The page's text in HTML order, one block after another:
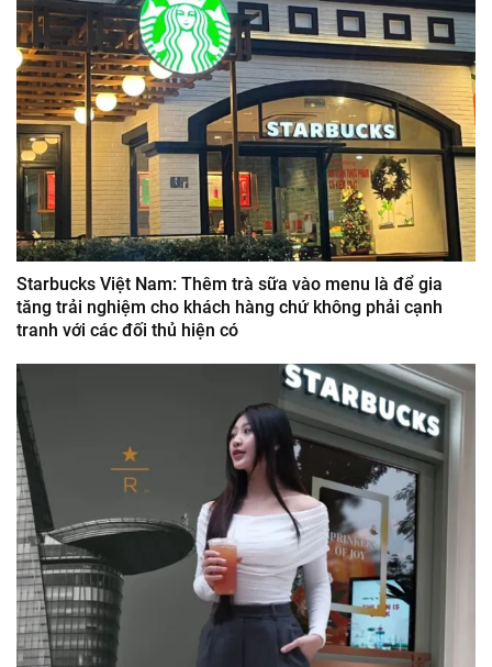
Starbucks Việt Nam: Thêm trà sữa vào menu là để gia
tăng trải nghiệm cho khách hàng chứ không phải cạnh
tranh với các đối thủ hiện có